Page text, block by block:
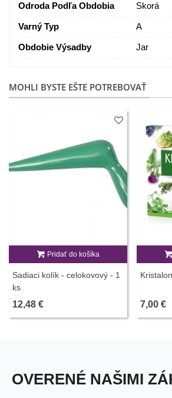
Odroda Podľa Obdobia Skorá
Varný Typ A
Obdobie Výsadby Jar
MOHLI BYSTE EŠTE POTREBOVAŤ
Pridať do košíka
Sadiaci kolík - celokovový - 1
ks
12,48 € 7,00 €
OVERENÉ NAŠIMI